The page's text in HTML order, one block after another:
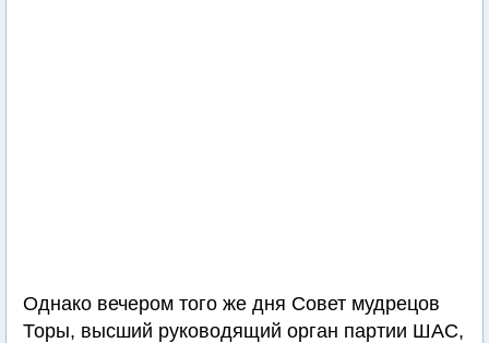
Однако вечером того же дня Совет мудрецов
Торы, высший руководящий орган партии ШАС,